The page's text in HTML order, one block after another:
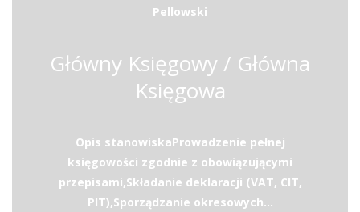
Pellowski
Główny Księgowy / Główna
Księgowa
Opis stanowiskaProwadzenie pełnej
księgowości zgodnie z obowiązującymi
przepisami,Składanie deklaracji (VAT, CIT,
PIT),Sporządzanie okresowych...